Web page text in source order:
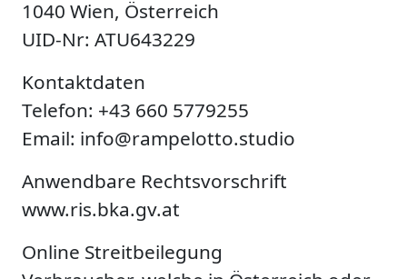
1040 Wien, Österreich
UID-Nr: ATU643229
Kontaktdaten
Telefon: +43 660 5779255
Email: info@rampelotto.studio
Anwendbare Rechtsvorschrift
www.ris.bka.gv.at
Online Streitbeilegung